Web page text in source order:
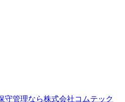
守管理なら株式会社コムテック